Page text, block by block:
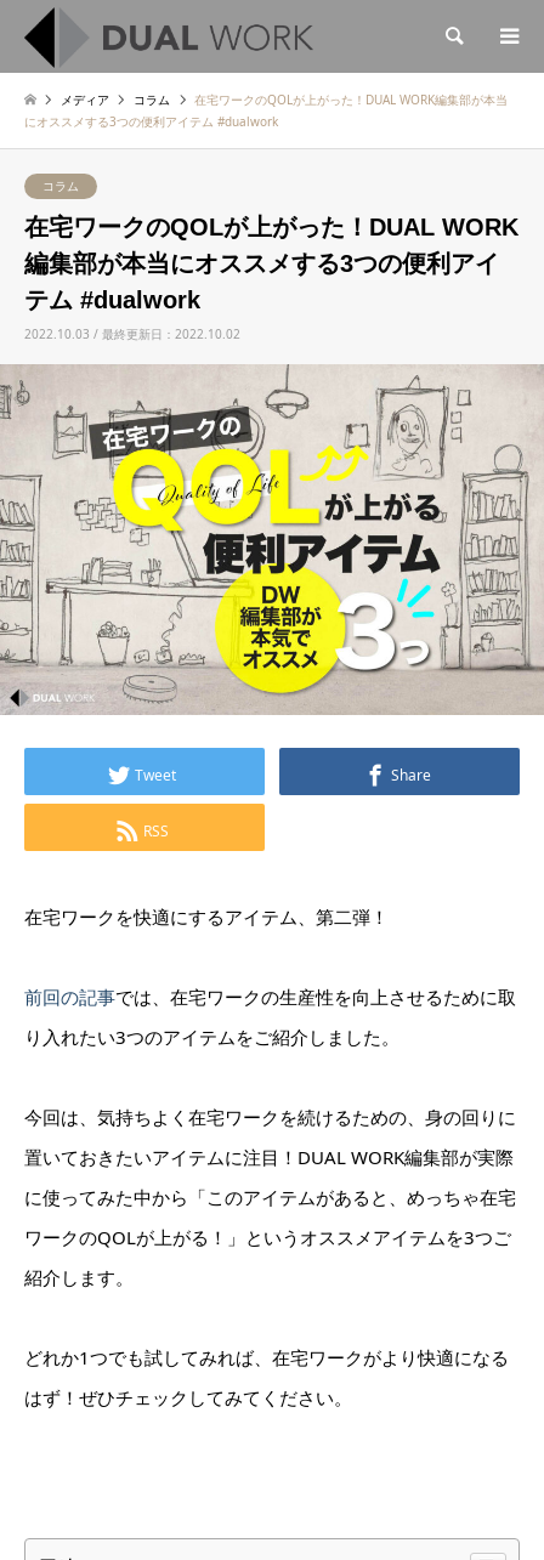
検索
メディア コラム
在宅ワークのQOLが上がった！DUAL WORK編集部が本当
にオススメする3つの便利アイテム #dualwork
コラム
在宅ワークのQOLが上がった！DUAL WORK
編集部が本当にオススメする3つの便利アイ
テム #dualwork
2022.10.03 / 最終更新日：2022.10.02
Tweet Share
RSS
在宅ワークを快適にするアイテム、第二弾！
前回の記事では、在宅ワークの生産性を向上させるために取
り入れたい3つのアイテムをご紹介しました。
今回は、気持ちよく在宅ワークを続けるための、身の回りに
置いておきたいアイテムに注目！DUAL WORK編集部が実際
に使ってみた中から「このアイテムがあると、めっちゃ在宅
ワークのQOLが上がる！」というオススメアイテムを3つご
紹介します。
どれか1つでも試してみれば、在宅ワークがより快適になる
はず！ぜひチェックしてみてください。